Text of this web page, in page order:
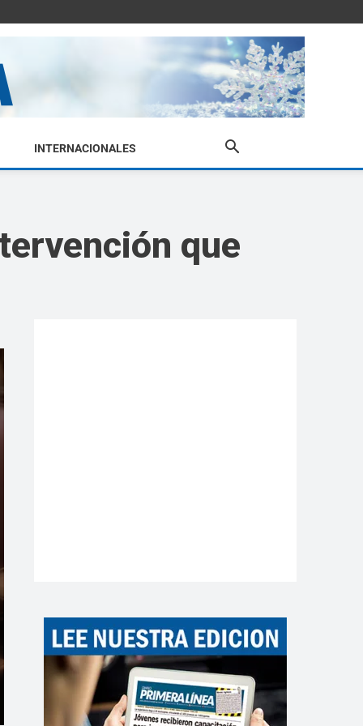
INTERNACIONALES
que